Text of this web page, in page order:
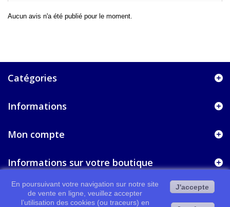
Aucun avis n'a été publié pour le moment.
Catégories
Informations
Mon compte
Informations sur votre boutique
En poursuivant votre navigation sur notre site
de vente en ligne, veuillez accepter
l’utilisation des cookies (ou traceurs) en
J'accepte